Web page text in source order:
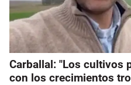
Carballal: "Los cultivos
con los crecimientos